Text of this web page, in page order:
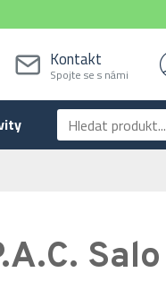
Kontakt
Spojte se s námi